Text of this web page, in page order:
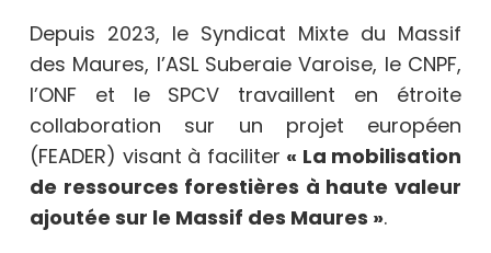
Depuis 2023, le Syndicat Mixte du Massif
des Maures, l’ASL Suberaie Varoise, le CNPF,
l’ONF et le SPCV travaillent en étroite
collaboration sur un projet européen
(FEADER) visant à faciliter « La mobilisation
de ressources forestières à haute valeur
ajoutée sur le Massif des Maures ».